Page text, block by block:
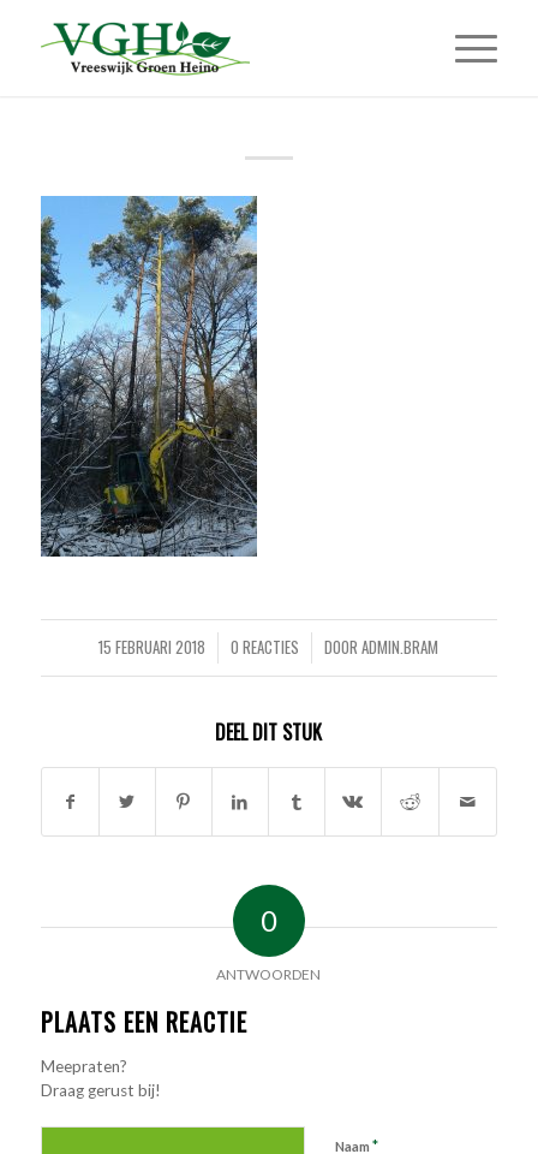
15 FEBRUARI 2018
/ 0 REACTIES
/ DOORADMIN.BRAM
DEEL DIT STUK
0
ANTWOORDEN
PLAATS EEN REACTIE
Meepraten?
Draag gerust bij!
Naam *